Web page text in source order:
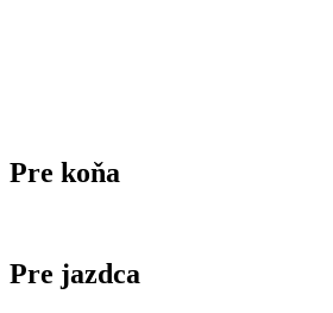
Pre koňa
Pre jazdca